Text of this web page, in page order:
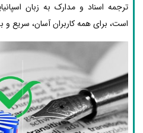
ترجمه اسناد و مدارک به زبان
است، برای همه کاربران آسان، سریع